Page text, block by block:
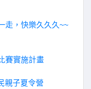
走，快樂久久久~~
賽實施計畫
親子夏令營